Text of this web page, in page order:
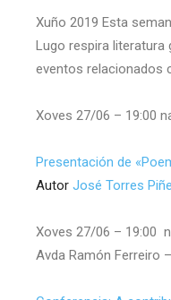
Xuño 2019 Esta
Lugo respira literatura
eventos relacionados
Xoves 27/06 – 19:00
Presentación de
Autor José Torres
Xoves 27/06 – 19:00
Avda Ramón Ferreiro –